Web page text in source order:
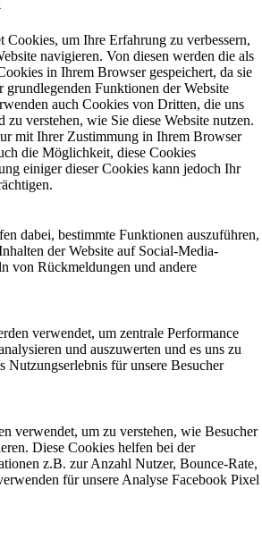
Cookies, um Ihre Erfahrung zu verbessern,
navigieren. Von diesen werden die als
in Ihrem Browser gespeichert, da sie
grundlegenden Funktionen der Website
auch Cookies von Dritten, die uns
zu verstehen, wie Sie diese Website nutzen.
mit Ihrer Zustimmung in Ihrem Browser
die Möglichkeit, diese Cookies
einiger dieser Cookies kann jedoch Ihr
dabei, bestimmte Funktionen auszuführen,
der Website auf Social-Media-
von Rückmeldungen und andere
verwendet, um zentrale Performance
und auszuwerten und es uns zu
Nutzungserlebnis für unsere Besucher
verwendet, um zu verstehen, wie Besucher
Diese Cookies helfen bei der
z.B. zur Anzahl Nutzer, Bounce-Rate,
für unsere Analyse Facebook Pixel